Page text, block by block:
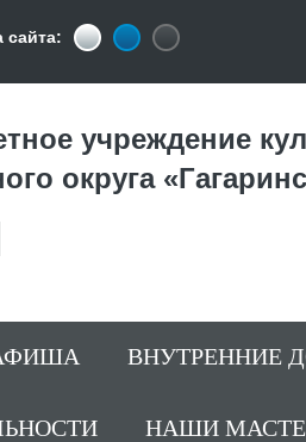
сайта:
учреждение
округа
ВНУТРЕННИЕ
НАШИ